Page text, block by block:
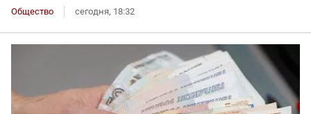
Общество сегодня, 18:32